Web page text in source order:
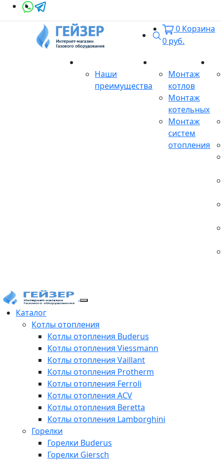
Поиск
0 Корзина
0 руб.
Наши
преимущества
Монтаж
котлов
Монтаж
котельных
Монтаж
систем
отопления
Каталог
Котлы отопления
Котлы отопления Buderus
Котлы отопления Viessmann
Котлы отопления Vaillant
Котлы отопления Protherm
Котлы отопления Ferroli
Котлы отопления ACV
Котлы отопления Beretta
Котлы отопления Lamborghini
Горелки
Горелки Buderus
Горелки Giersch